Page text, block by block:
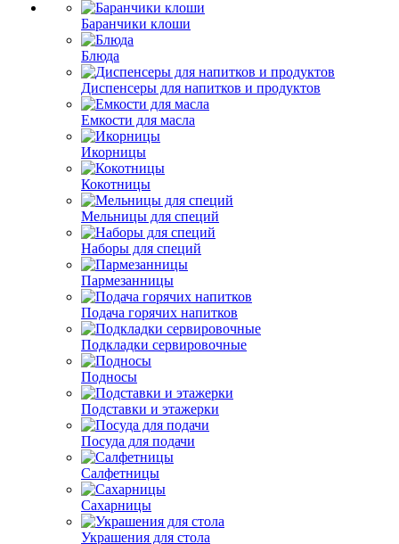
Баранчики клоши
Блюда
Диспенсеры для напитков и продуктов
Емкости для масла
Икорницы
Кокотницы
Мельницы для специй
Наборы для специй
Пармезанницы
Подача горячих напитков
Подкладки сервировочные
Подносы
Подставки и этажерки
Посуда для подачи
Салфетницы
Сахарницы
Украшения для стола